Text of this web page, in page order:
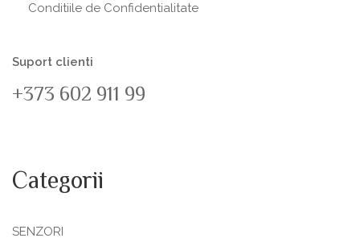
Conditiile de Confidentialitate
Suport clienti
+373 602 911 99
Categorii
SENZORI